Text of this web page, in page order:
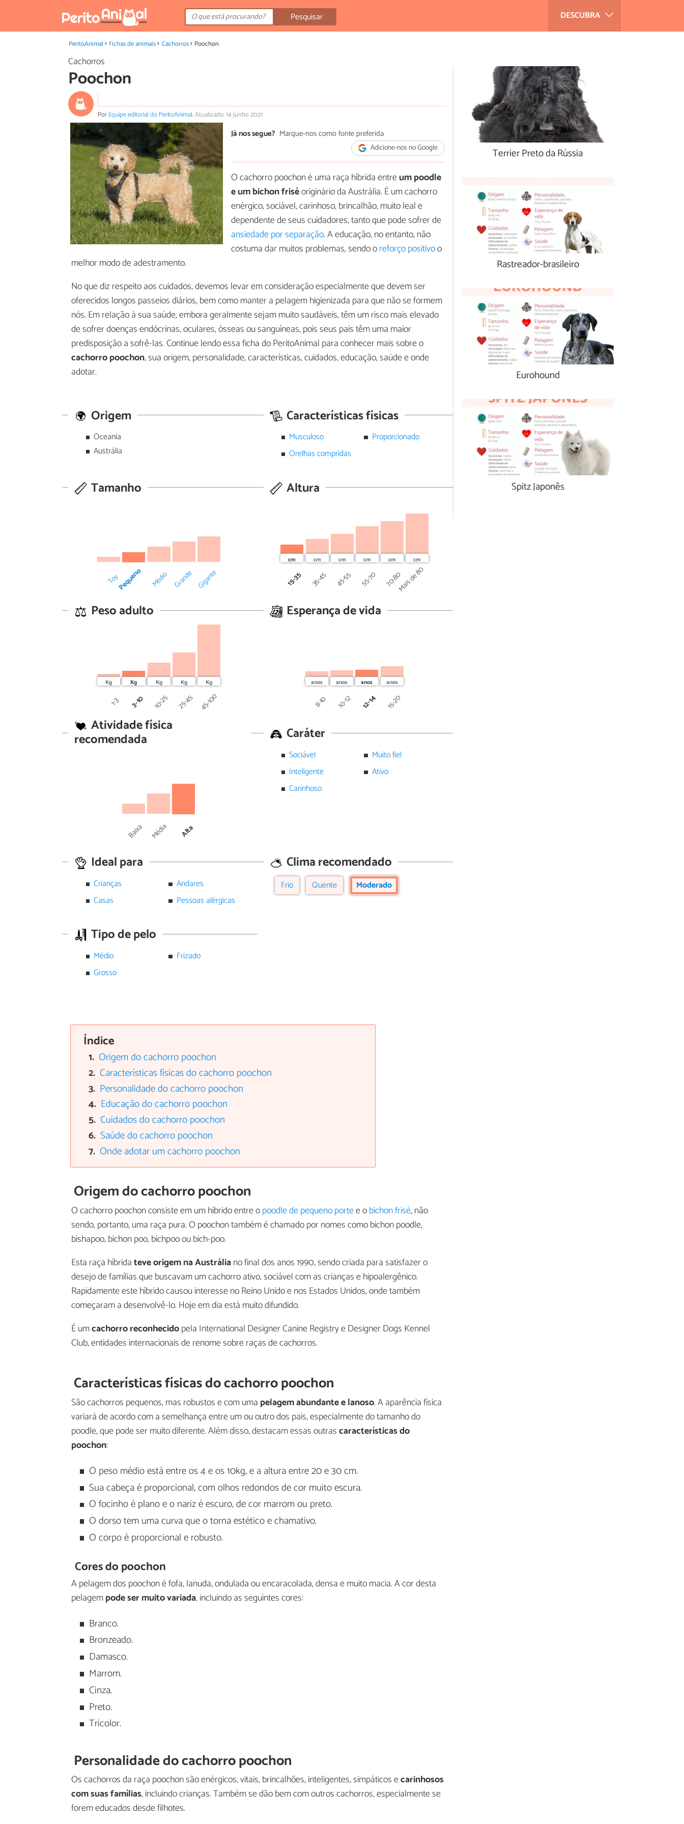
DESCUBRA
Pesquisar
PeritoAnimal Fichas de animais Cachorros Poochon
Cachorros
Poochon
PorEquipe editorial do PeritoAnimal.Atualizado: 14 junho 2021
Já nos segue? Marque-nos como fonte preferida
Adicione-nos no Google
O cachorro poochon é uma raça híbrida entreum poodle
e um bichon friséoriginário da Austrália. É um cachorro
enérgico, sociável, carinhoso, brincalhão, muito leal e
dependente de seus cuidadores, tanto que pode sofrer de
ansiedade por separação. A educação, no entanto, não
costuma dar muitos problemas, sendo oreforço positivoo
melhor modo de adestramento.
No que diz respeito aos cuidados, devemos levar em consideração especialmente que devem ser
oferecidos longos passeios diários, bem como manter a pelagem higienizada para que não se formem
nós. Em relação à sua saúde, embora geralmente sejam muito saudáveis, têm um risco mais elevado
de sofrer doenças endócrinas, oculares, ósseas ou sanguíneas, pois seus pais têm uma maior
predisposição a sofrê-las. Continue lendo essa ficha do PeritoAnimal para conhecer mais sobre o
cachorro poochon, sua origem, personalidade, características, cuidados, educação, saúde e onde
adotar.
Origem
Oceania
Austrália
Características físicas
Musculoso
Proporcionado
Orelhas compridas
Tamanho
ToyPequeno Médio Grande Gigante
Altura
15-35 35-45 45-55 55-70 70-80Mais de 80
Peso adulto
1-3 3-10 10-25 25-45 45-100
Esperança de vida
8-10 10-12 12-14 15-20
Atividade física
recomendada
Baixa Média Alta
Caráter
Sociável
Muito fiel
Inteligente
Ativo
Carinhoso
Ideal para
Crianças
Andares
Casas
Pessoas alérgicas
Clima recomendado
Frio Quente Moderado
Tipo de pelo
Médio
Frizado
Grosso
Índice
Origem do cachorro poochon
Características físicas do cachorro poochon
Personalidade do cachorro poochon
Educação do cachorro poochon
Cuidados do cachorro poochon
Saúde do cachorro poochon
Onde adotar um cachorro poochon
Origem do cachorro poochon
O cachorro poochon consiste em um híbrido entre opoodle de pequeno portee obichon frisé, não
sendo, portanto, uma raça pura. O poochon também é chamado por nomes como bichon poodle,
bishapoo, bichon poo, bichpoo ou bich-poo.
Esta raça híbridateve origem na Austráliano final dos anos 1990, sendo criada para satisfazer o
desejo de famílias que buscavam um cachorro ativo, sociável com as crianças e hipoalergênico.
Rapidamente este híbrido causou interesse no Reino Unido e nos Estados Unidos, onde também
começaram a desenvolvê-lo. Hoje em dia está muito difundido.
É umcachorro reconhecidopela International Designer Canine Registry e Designer Dogs Kennel
Club, entidades internacionais de renome sobre raças de cachorros.
Características físicas do cachorro poochon
São cachorros pequenos, mas robustos e com uma pelagem abundante e lanoso. A aparência física
variará de acordo com a semelhança entre um ou outro dos pais, especialmente do tamanho do
poodle, que pode ser muito diferente. Além disso, destacam essas outrascaracterísticas do
poochon:
O peso médio está entre os 4 e os 10kg, e a altura entre 20 e 30 cm.
Sua cabeça é proporcional, com olhos redondos de cor muito escura.
O focinho é plano e o nariz é escuro, de cor marrom ou preto.
O dorso tem uma curva que o torna estético e chamativo.
O corpo é proporcional e robusto.
Cores do poochon
A pelagem dos poochon é fofa, lanuda, ondulada ou encaracolada, densa e muito macia. A cor desta
pelagempode ser muito variada, incluindo as seguintes cores:
Branco.
Bronzeado.
Damasco.
Marrom.
Cinza.
Preto.
Tricolor.
Personalidade do cachorro poochon
Os cachorros da raça poochon são enérgicos, vitais, brincalhões, inteligentes, simpáticos ecarinhosos
com suas famílias, incluindo crianças. Também se dão bem com outros cachorros, especialmente se
forem educados desde filhotes.
Terrier Preto da Rússia
Rastreador-brasileiro
Eurohound
Spitz Japonês